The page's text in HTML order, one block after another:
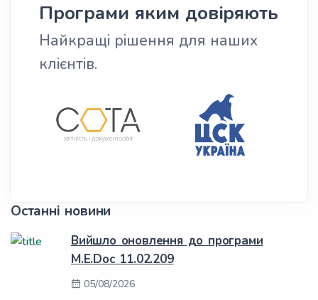
Програми яким довіряють
Найкращі рішення для наших
клієнтів.
Останні новини
Вийшло оновлення до програми
M.E.Doc 11.02.209
05/08/2026